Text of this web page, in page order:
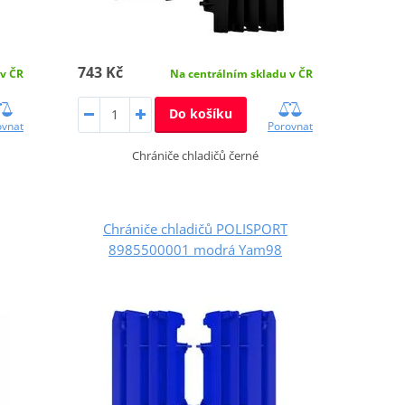
ČR 743 Kč Na centrálním skladu v ČR
Do košíku
Porovnat
Chrániče chladičů černé
Chrániče chladičů POLISPORT
8985500001 modrá Yam98